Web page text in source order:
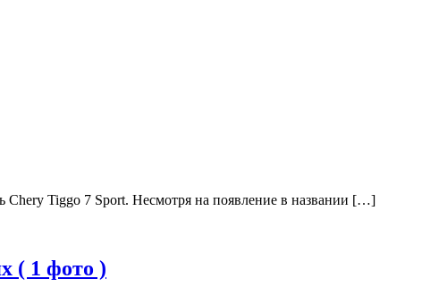
Chery Tiggo 7 Sport. Несмотря на появление в названии […]
( 1 фото )